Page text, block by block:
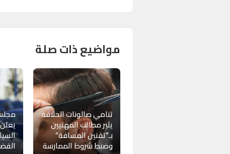
مواضيع ذات صلة
تنامي صالونات الحلاقة
يثير مطالب المهنيين
بـ”تقنين المسافة”
وضبط شروط الممارسة